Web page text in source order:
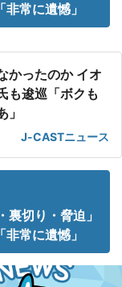
常に遺憾」
かったのか イオ
も逡巡「ボクも
」
J-CASTニュース
切り・脅迫」
常に遺憾」